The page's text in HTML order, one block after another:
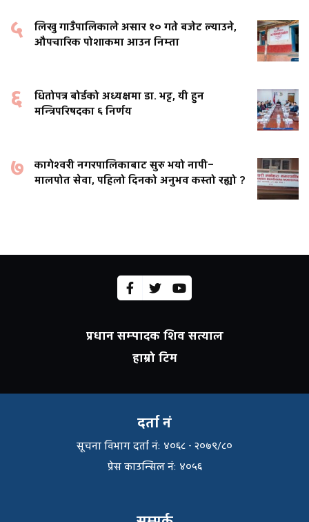
५
लिखु गाउँपालिकाले असार १० गते बजेट ल्याउने,
औपचारिक पोशाकमा आउन निम्ता
६
धितोपत्र बोर्डको अध्यक्षमा डा. भट्ट, यी हुन
मन्त्रिपरिषदका ६ निर्णय
७
कागेश्वरी नगरपालिकाबाट सुरु भयो नापी–
मालपोत सेवा, पहिलो दिनको अनुभव कस्तो रह्यो ?
प्रधान सम्पादक शिव सत्याल
हाम्रो टिम
दर्ता नं
सूचना विभाग दर्ता नंः ४०६८ - २०७९/८०
प्रेस काउन्सिल नंः ४०५६